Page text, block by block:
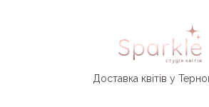
Доставка квітів у